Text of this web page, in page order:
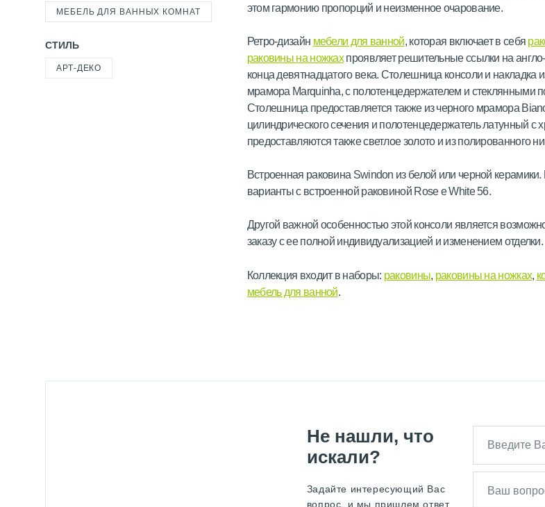
МЕБЕЛЬ ДЛЯ ВАННЫХ КОМНАТ
СТИЛЬ
АРТ-ДЕКО
этом гармонию пропорций и неизменное очарование.
Ретро-дизайн мебели для ванной, которая включает в себя
раковины на ножкахпроявляет решительные ссылки на
конца девятнадцатого века. Столешница консоли и накладка
мрамора Marquinha, с полотенцедержателем и стеклянными
Столешница предоставляется также из черного мрамора
цилиндрического сечения и полотенцедержатель латунный с
предоставляются также светлое золото и из полированного
Встроенная раковина Swindon из белой или черной
варианты с встроенной раковиной Rose e White 56.
Другой важной особенностью этой консоли является
заказу с ее полной индивидуализацией и изменением отделки.
Коллекция входит в наборы: раковины, раковины на ножках,
мебель для ванной.
Не нашли, что
искали?
Задайте интересующий Вас
вопрос, и мы пришлем ответ